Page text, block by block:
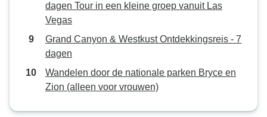
dagen Tour in een kleine groep vanuit Las
Vegas
Grand Canyon & Westkust Ontdekkingsreis - 7
dagen
Wandelen door de nationale parken Bryce en
Zion (alleen voor vrouwen)